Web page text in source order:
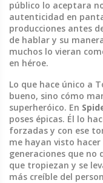
público lo aceptara
autenticidad en
producciones antes
de hablar y su
muchos lo vieran
en héroe.
Lo que hace único a
bueno, sino cómo
superheróico. En
poses épicas. Él lo
forzadas y con ese
me hayan visto
generaciones que no
que tropiezan y se
más creíble del